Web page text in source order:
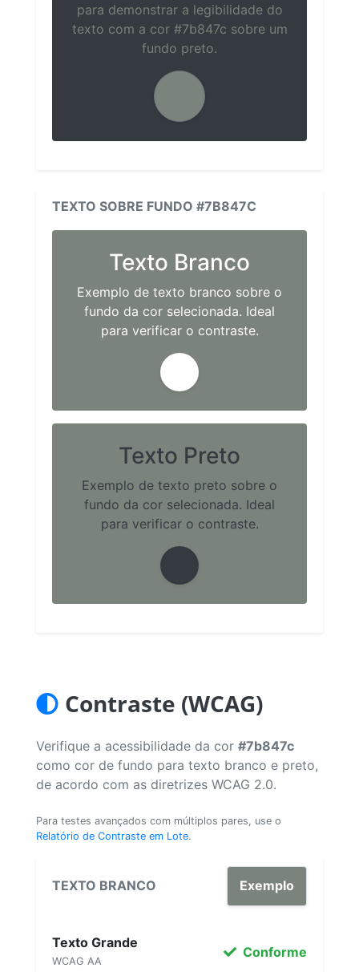
para demonstrar a legibilidade do
texto com a cor #7b847c sobre um
fundo preto.
TEXTO SOBRE FUNDO #7B847C
Texto Branco
Exemplo de texto branco sobre o
fundo da cor selecionada. Ideal
para verificar o contraste.
Texto Preto
Exemplo de texto preto sobre o
fundo da cor selecionada. Ideal
para verificar o contraste.
Contraste (WCAG)
Verifique a acessibilidade da cor #7b847c
como cor de fundo para texto branco e preto,
de acordo com as diretrizes WCAG 2.0.
Para testes avançados com múltiplos pares, use o
Relatório de Contraste em Lote.
TEXTO BRANCO Exemplo
Texto Grande
WCAG AA
Conforme